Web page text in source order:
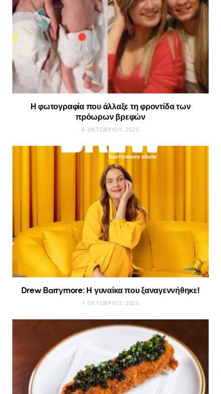
Η φωτογραφία που άλλαξε τη φροντίδα των
πρόωρων βρεφών
8 ΟΚΤΩΒΡΊΟΥ, 2025
Drew Barrymore: Η γυναίκα που ξαναγεννήθηκε!
1 ΟΚΤΩΒΡΊΟΥ, 2025